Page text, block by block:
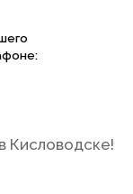
Кисловодске!